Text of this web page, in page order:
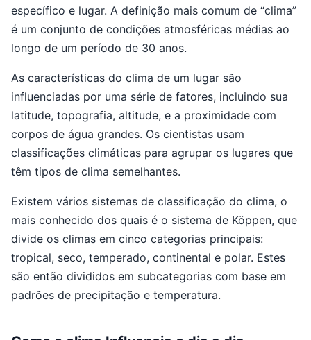
específico e lugar. A definição mais comum de “clima”
é um conjunto de condições atmosféricas médias ao
longo de um período de 30 anos.
As características do clima de um lugar são
influenciadas por uma série de fatores, incluindo sua
latitude, topografia, altitude, e a proximidade com
corpos de água grandes. Os cientistas usam
classificações climáticas para agrupar os lugares que
têm tipos de clima semelhantes.
Existem vários sistemas de classificação do clima, o
mais conhecido dos quais é o sistema de Köppen, que
divide os climas em cinco categorias principais:
tropical, seco, temperado, continental e polar. Estes
são então divididos em subcategorias com base em
padrões de precipitação e temperatura.